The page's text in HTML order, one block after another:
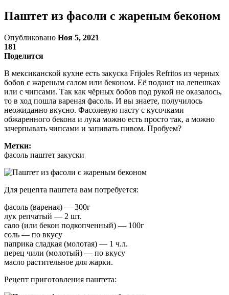
Паштет из фасоли с жареным беконом
Опубликовано Ноя 5, 2021
181
Поделится
В мексиканской кухне есть закуска Frijoles Refritos из черных
бобов с жареным салом или беконом. Её подают на лепешках
или с чипсами. Так как чёрных бобов под рукой не оказалось,
то в ход пошла вареная фасоль. И вы знаете, получилось
неожиданно вкусно. Фасолевую пасту с кусочками
обжаренного бекона и лука можно есть просто так, а можно
зачерпывать чипсами и запивать пивом. Пробуем?
Метки:
фасоль паштет закуски
Для рецепта паштета вам потребуется:
фасоль (вареная) — 300г
лук репчатый — 2 шт.
сало (или бекон подкопченный) — 100г
соль — по вкусу
паприка сладкая (молотая) — 1 ч.л.
перец чили (молотый) — по вкусу
масло растительное для жарки.
Рецепт приготовления паштета: